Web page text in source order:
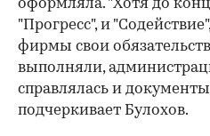
оформляла. "Хотя до
"Прогресс", и
фирмы свои
выполняли,
справлялась и
подчеркивает Булохов.